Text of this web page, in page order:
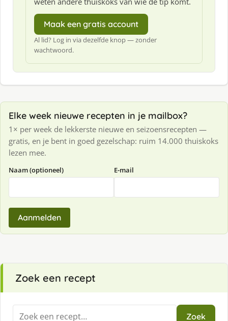
Maak een gratis account
Al lid? Log in via dezelfde knop — zonder
wachtwoord.
Elke week nieuwe recepten in je mailbox?
1× per week de lekkerste nieuwe en seizoensrecepten —
gratis, en je bent in goed gezelschap: ruim 14.000 thuiskoks
lezen mee.
Naam (optioneel) E-mail
Aanmelden
Zoek een recept
Zoeken
Zoek